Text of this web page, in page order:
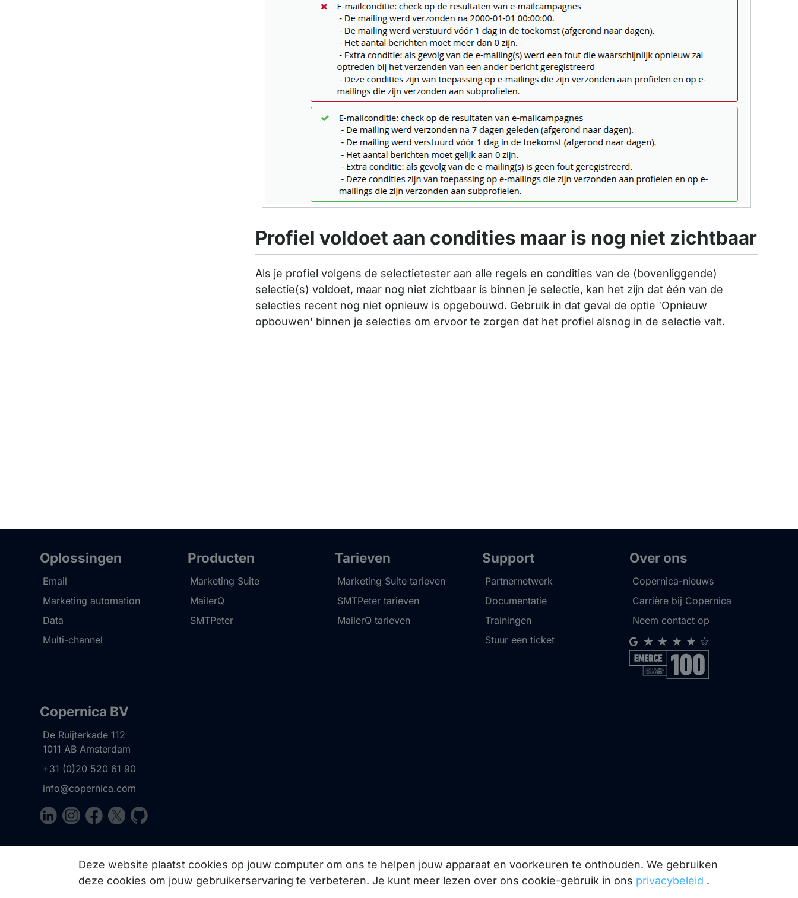
Profiel voldoet aan condities maar is nog niet zichtbaar
Als je profiel volgens de selectietester aan alle regels en condities van de (bovenliggende)
selectie(s) voldoet, maar nog niet zichtbaar is binnen je selectie, kan het zijn dat één van de
selecties recent nog niet opnieuw is opgebouwd. Gebruik in dat geval de optie 'Opnieuw
opbouwen' binnen je selecties om ervoor te zorgen dat het profiel alsnog in de selectie valt.
Oplossingen
Email
Marketing automation
Data
Multi-channel
Producten
Marketing Suite
MailerQ
SMTPeter
Tarieven
Marketing Suite tarieven
SMTPeter tarieven
MailerQ tarieven
Support
Partnernetwerk
Documentatie
Trainingen
Stuur een ticket
Over ons
Copernica-nieuws
Carrière bij Copernica
Neem contact op
Copernica BV
De Ruijterkade 112
1011 AB Amsterdam
+31 (0)20 520 61 90
info@copernica.com
Via onze nieuwsbrief blijf je op de hoogte van onze product updates,
events, webinars, best practices en whitepapers.
Deze website plaatst cookies op jouw computer om ons te helpen jouw apparaat en voorkeuren te onthouden. We gebruiken
deze cookies om jouw gebruikerservaring te verbeteren. Je kunt meer lezen over ons cookie-gebruik in ons privacybeleid .